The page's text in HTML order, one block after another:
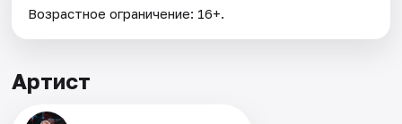
Возрастное ограничение: 16+.
Артист